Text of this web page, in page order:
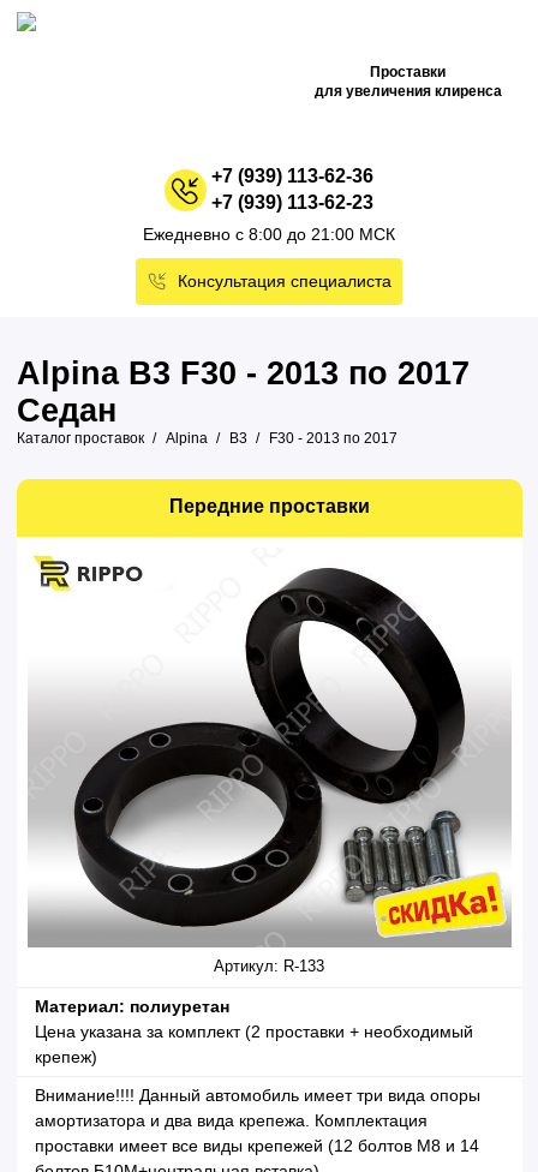
Проставки
для увеличения клиренса
+7 (939) 113-62-36
+7 (939) 113-62-23
Ежедневно с 8:00 до 21:00 МСК
Консультация специалиста
Alpina B3 F30 - 2013 по 2017
Седан
Каталог проставок Alpina B3 F30 - 2013 по 2017
Передние проставки
Артикул: R-133
Материал: полиуретан
Цена указана за комплект (2 проставки + необходимый
крепеж)
Внимание!!!! Данный автомобиль имеет три вида опоры
амортизатора и два вида крепежа. Комплектация
проставки имеет все виды крепежей (12 болтов М8 и 14